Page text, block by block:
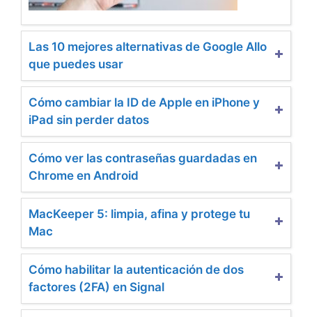
Las 10 mejores alternativas de Google Allo
que puedes usar
Cómo cambiar la ID de Apple en iPhone y
iPad sin perder datos
Cómo ver las contraseñas guardadas en
Chrome en Android
MacKeeper 5: limpia, afina y protege tu
Mac
Cómo habilitar la autenticación de dos
factores (2FA) en Signal